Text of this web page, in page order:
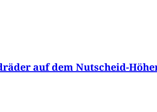
auf dem Nutscheid-